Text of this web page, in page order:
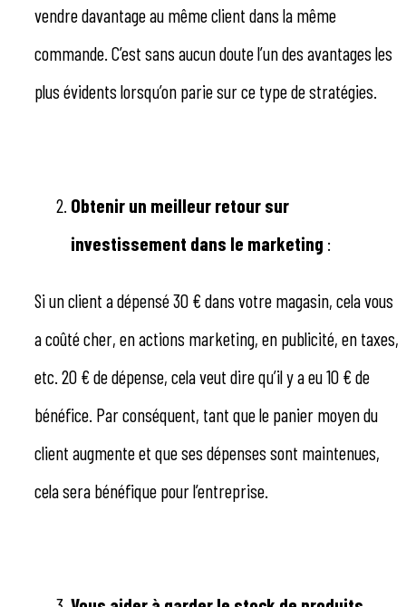
vendre davantage au même client dans la même
commande. C’est sans aucun doute l’un des avantages les
plus évidents lorsqu’on parie sur ce type de stratégies.
Obtenir un meilleur retour sur
investissement dans le marketing :
Si un client a dépensé 30 € dans votre magasin, cela vous
a coûté cher, en actions marketing, en publicité, en taxes,
etc. 20 € de dépense, cela veut dire qu’il y a eu 10 € de
bénéfice. Par conséquent, tant que le panier moyen du
client augmente et que ses dépenses sont maintenues,
cela sera bénéfique pour l’entreprise.